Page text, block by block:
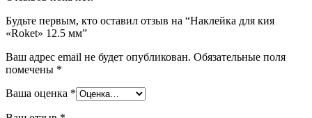
Будьте первым, кто оставил отзыв на “Наклейка для кия
«Roket» 12.5 мм”
Ваш адрес email не будет опубликован. Обязательные поля
помечены *
Ваша оценка *